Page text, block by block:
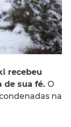
recebeu
de sua fé. O
na